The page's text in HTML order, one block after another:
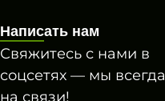
Написать нам
Свяжитесь с нами в
соцсетях — мы всегда
на связи!